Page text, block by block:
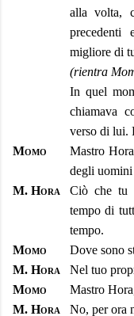
alla volta,
precedenti
migliore di
(rientra
In quel
chiamava
verso di lui.
Momo
Mastro
degli
M. Hora
Ciò che tu
tempo di
tempo.
Momo
Dove sono
M. Hora
Nel tuo
Momo
Mastro
M. Hora
No, per ora